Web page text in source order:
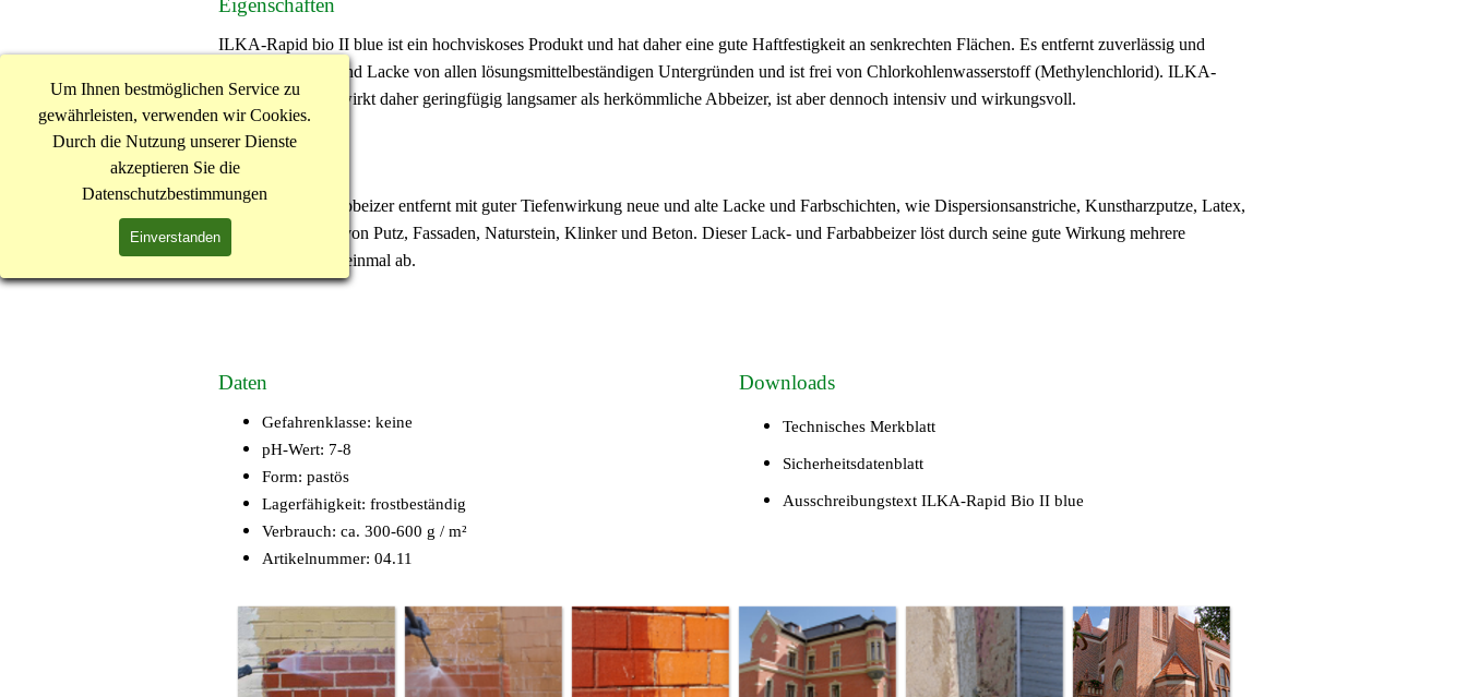
Um Ihnen bestmöglichen Service zu
gewährleisten, verwenden wir Cookies.
Durch die Nutzung unserer Dienste
akzeptieren Sie die
Datenschutzbestimmungen
Einverstanden
Eigenschaften
ILKA-Rapid bio II blue ist ein hochviskoses Produkt und hat daher eine gute Haftfestigkeit an senkrechten Flächen. Es entfernt zuverlässig und
porentief Farben und Lacke von allen lösungsmittelbeständigen Untergründen und ist frei von Chlorkohlenwasserstoff (Methylenchlorid). ILKA-
Rapid bio II blue wirkt daher geringfügig langsamer als herkömmliche Abbeizer, ist aber dennoch intensiv und wirkungsvoll.
Einsatzgebiete
Dieser moderne Abbeizer entfernt mit guter Tiefenwirkung neue und alte Lacke und Farbschichten, wie Dispersionsanstriche, Kunstharzputze, Latex,
Acrylate, Ölfarbe von Putz, Fassaden, Naturstein, Klinker und Beton. Dieser Lack- und Farbabbeizer löst durch seine gute Wirkung mehrere
Farbschichten auf einmal ab.
Daten
Gefahrenklasse: keine
pH-Wert: 7-8
Form: pastös
Lagerfähigkeit: frostbeständig
Verbrauch: ca. 300-600 g / m²
Artikelnummer: 04.11
Downloads
Technisches Merkblatt
Sicherheitsdatenblatt
Ausschreibungstext ILKA-Rapid Bio II blue